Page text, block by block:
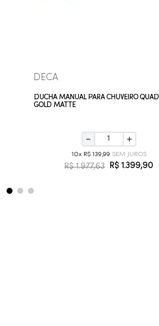
DECA
DUCHA MANUAL PARA CHUVEIRO
GOLD MATTE
＋
－
10 R$ 139,99
R$ 1.977,63 R$ 1 .399,90